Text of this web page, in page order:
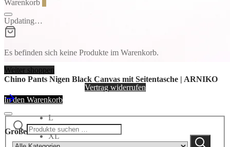
Chino Pants Nigen Black Canvas mit Seitentasche | ARNIKO
In den Warenkorb
Größe
L
M
XL
Warenkorb
Updating…
Es befinden sich keine Produkte im Warenkorb.
Weiter shoppen
Vertrag widerrufen
Suchen
nach:
category:
Suchen